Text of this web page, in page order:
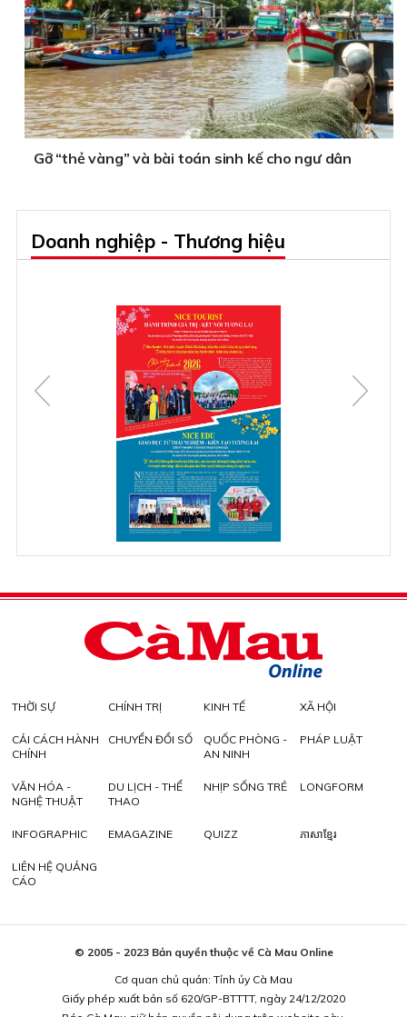
Gỡ “thẻ vàng” và bài toán sinh kế cho ngư dân
Doanh nghiệp - Thương hiệu
THỜI SỰ CHÍNH TRỊ KINH TẾ XÃ HỘI
CẢI CÁCH HÀNH
CHÍNH
CHUYỂN ĐỔI SỐ
QUỐC PHÒNG -
AN NINH
PHÁP LUẬT
VĂN HÓA -
NGHỆ THUẬT
DU LỊCH - THỂ
THAO
NHỊP SỐNG TRẺ LONGFORM
INFOGRAPHIC EMAGAZINE QUIZZ ភាសាខ្មែរ
LIÊN HỆ QUẢNG
CÁO
© 2005 - 2023 Bản quyền thuộc về Cà Mau Online
Cơ quan chủ quản: Tỉnh ủy Cà Mau
Giấy phép xuất bản số 620/GP-BTTTT, ngày 24/12/2020